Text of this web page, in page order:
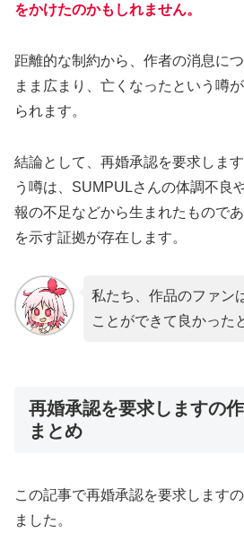
をかけたのかもしれません。
距離的な制約から、作者の消息に
まま広まり、亡くなったという噂
られます。
結論として、再婚承認を要求しま
う噂は、SUMPULさんの体調不良
報の不足などから生まれたもので
を示す証拠が存在します。
私たち、作品のファン
ことができて良かった
再婚承認を要求しますの
まとめ
この記事で再婚承認を要求します
ました。